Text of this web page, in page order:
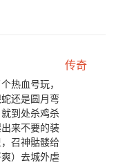
传奇
热血号玩，
还是圆月弯
到处杀鸡杀
来不要的装
召神骷髅给
）去城外虐